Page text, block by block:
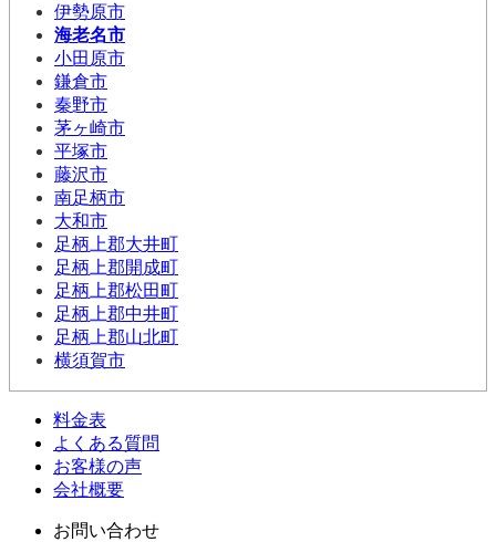
伊勢原市
海老名市
小田原市
鎌倉市
秦野市
茅ヶ崎市
平塚市
藤沢市
南足柄市
大和市
足柄上郡大井町
足柄上郡開成町
足柄上郡松田町
足柄上郡中井町
足柄上郡山北町
横須賀市
料金表
よくある質問
お客様の声
会社概要
お問い合わせ